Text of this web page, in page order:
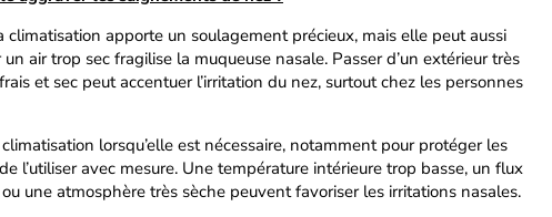
climatisation apporte un soulagement précieux, mais elle peut aussi
un air trop sec fragilise la muqueuse nasale. Passer d’un extérieur très
et sec peut accentuer l’irritation du nez, surtout chez les personnes
climatisation lorsqu’elle est nécessaire, notamment pour protéger les
l’utiliser avec mesure. Une température intérieure trop basse, un flux
une atmosphère très sèche peuvent favoriser les irritations nasales.